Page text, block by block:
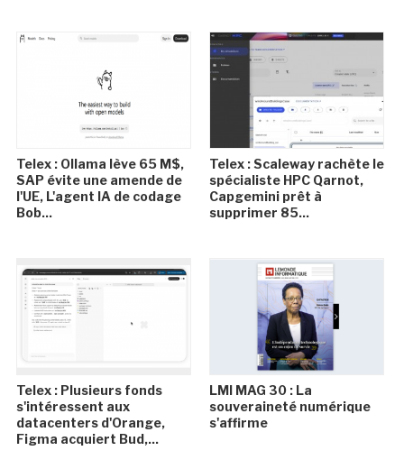
Telex : Ollama lève 65 M$,
SAP évite une amende de
l'UE, L'agent IA de codage
Bob...
Telex : Scaleway rachète le
spécialiste HPC Qarnot,
Capgemini prêt à
supprimer 85...
Telex : Plusieurs fonds
s'intéressent aux
datacenters d'Orange,
Figma acquiert Bud,...
LMI MAG 30 : La
souveraineté numérique
s'affirme